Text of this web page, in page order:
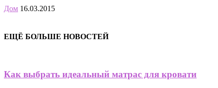
Дом 16.03.2015
ЕЩЁ БОЛЬШЕ НОВОСТЕЙ
Как выбрать идеальный матрас для кровати